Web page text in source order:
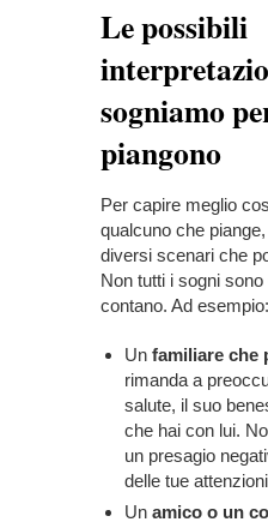
Le possibili
sogniamo
piangono
Per capire meglio
qualcuno che
diversi scenari che
Non tutti i sogni
contano. Ad esempio:
Un familiare che
rimanda a
salute, il suo
che hai con lui.
un presagio
delle tue
Un amico o un